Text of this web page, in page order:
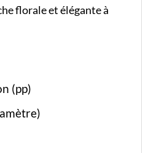
florale et élégante à
(pp)